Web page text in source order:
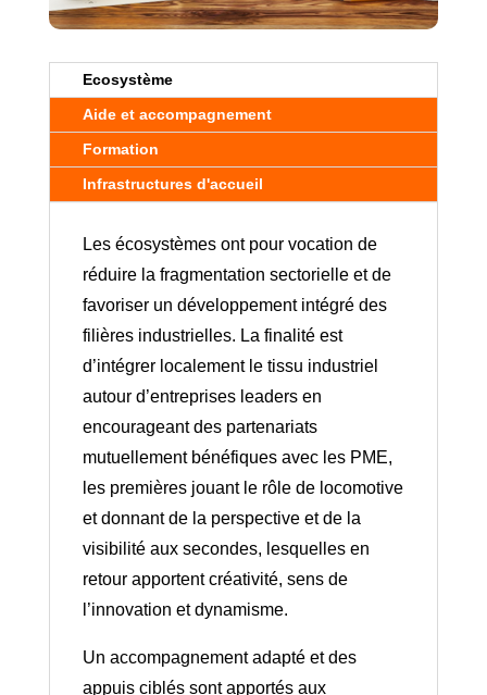
Ecosystème
Aide et accompagnement
Formation
Infrastructures d'accueil
Les écosystèmes ont pour vocation de
réduire la fragmentation sectorielle et de
favoriser un développement intégré des
filières industrielles. La finalité est
d’intégrer localement le tissu industriel
autour d’entreprises leaders en
encourageant des partenariats
mutuellement bénéfiques avec les PME,
les premières jouant le rôle de locomotive
et donnant de la perspective et de la
visibilité aux secondes, lesquelles en
retour apportent créativité, sens de
l’innovation et dynamisme.
Un accompagnement adapté et des
appuis ciblés sont apportés aux